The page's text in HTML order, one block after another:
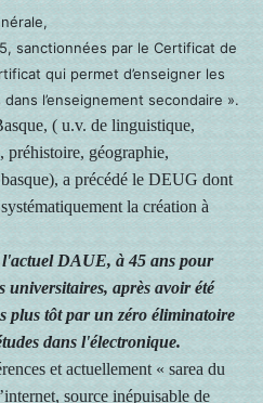
sanctionnées par le Certificat de
qui permet d’enseigner les
l’enseignement secondaire ».
( u.v. de linguistique,
géographie,
a précédé le DEUG dont
la création à
DAUE, à 45 ans pour
universitaires, après avoir été
plus tôt par un zéro éliminatoire
dans l'électronique.
et actuellement « sarea du
source inépuisable de